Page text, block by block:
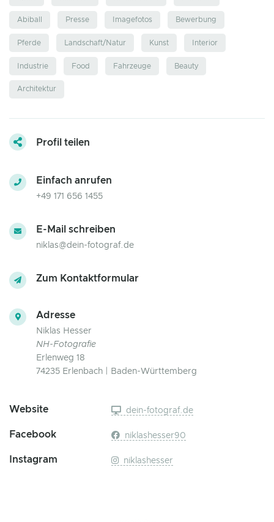
Abiball Presse Imagefotos Bewerbung
Pferde Landschaft/Natur Kunst Interior
Industrie Food Fahrzeuge Beauty
Architektur
Profil teilen
Einfach anrufen
+49 171 656 1455
E-Mail schreiben
niklas@dein-fotograf.de
Zum Kontaktformular
Adresse
Niklas Hesser
NH-Fotografie
Erlenweg 18
74235 Erlenbach | Baden-Württemberg
Website dein-fotograf.de
Facebook niklashesser90
Instagram niklashesser